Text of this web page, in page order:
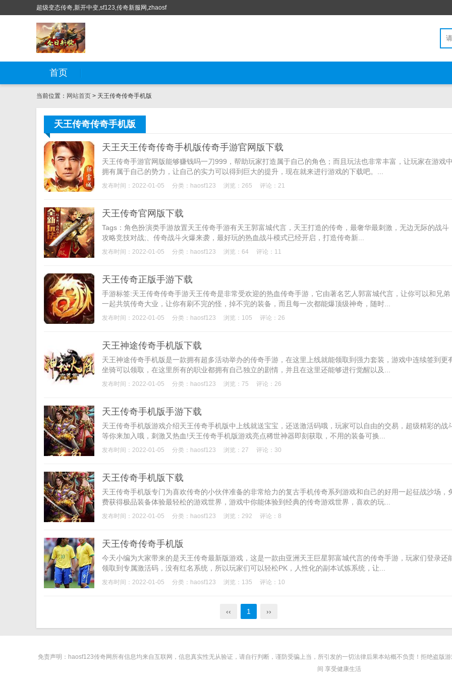
超级变态传奇,新开中变,sf123,传奇新服网,zhaosf
首页
当前位置： 网站首页 > 天王传奇传奇手机版
天王传奇传奇手机版
天王天王传奇传奇手机版传奇手游官网版下载
天王传奇手游官网版能够赚钱吗一刀999，帮助玩家打造属于自己的角色；而且玩法也非常丰富，让玩家在游戏
拥有属于自己的势力，让自己的实力可以得到巨大的提升，现在就来进行游戏的下载吧。...
发布时间：2022-01-05 分类： haosf123 浏览：265 评论：21
天王传奇官网版下载
Tags：角色扮演类手游放置天王传奇手游有天王郭富城代言，天王打造的传奇，最奢华最刺激，无边无际的战斗
攻略竞技对战;、传奇战斗火爆来袭，最好玩的热血战斗模式已经开启，打造传奇新...
发布时间：2022-01-05 分类： haosf123 浏览：64 评论：11
天王传奇正版手游下载
手游标签:天王传奇传奇手游天王传奇是非常受欢迎的热血传奇手游，它由著名艺人郭富城代言，让你可以和兄弟
一起共筑传奇大业，让你有刷不完的怪，掉不完的装备，而且每一次都能爆顶级神奇，随时...
发布时间：2022-01-05 分类： haosf123 浏览：105 评论：26
天王神途传奇手机版下载
天王神途传奇手机版是一款拥有超多活动举办的传奇手游，在这里上线就能领取到强力套装，游戏中连续签到更
坐骑可以领取，在这里所有的职业都拥有自己独立的剧情，并且在这里还能够进行觉醒以及...
发布时间：2022-01-05 分类： haosf123 浏览：75 评论：26
天王传奇手机版手游下载
天王传奇手机版游戏介绍天王传奇手机版中上线就送宝宝，还送激活码哦，玩家可以自由的交易，超级精彩的战
等你来加入哦，刺激又热血!天王传奇手机版游戏亮点稀世神器即刻获取，不用的装备可换...
发布时间：2022-01-05 分类： haosf123 浏览：27 评论：30
天王传奇手机版下载
天王传奇手机版专门为喜欢传奇的小伙伴准备的非常给力的复古手机传奇系列游戏和自己的好用一起征战沙场，
费获得极品装备体验最轻松的游戏世界，游戏中你能体验到经典的传奇游戏世界，喜欢的玩...
发布时间：2022-01-05 分类： haosf123 浏览：292 评论：8
天王传奇传奇手机版
今天小编为大家带来的是天王传奇最新版游戏，这是一款由亚洲天王巨星郭富城代言的传奇手游，玩家们登录还
领取到专属激活码，没有红名系统，所以玩家们可以轻松PK，人性化的副本试炼系统，让...
发布时间：2022-01-05 分类： haosf123 浏览：135 评论：10
‹‹ 1 ››
免责声明：haosf123传奇网所有信息均来自互联网，信息真实性无从验证，请自行判断，谨防受骗上当，所引发的一切法律后果本站概不负责！拒绝盗版
间 享受健康生活